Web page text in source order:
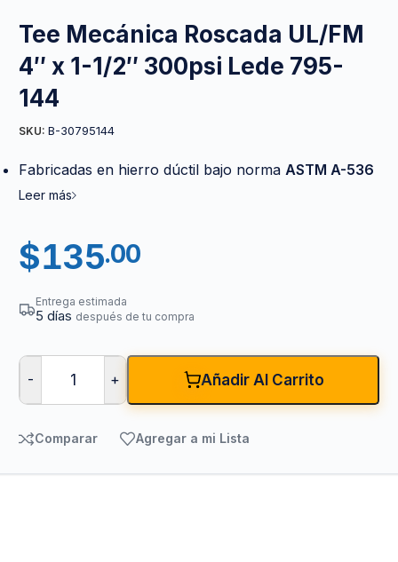
Tee Mecánica Roscada UL/FM
4″ x 1-1/2″ 300psi Lede 795-
144
SKU: B-30795144
Fabricadas en hierro dúctil bajo norma ASTM A-536
Leer más
$135.00
Entrega estimada
5 días después de tu compra
- + Añadir Al Carrito
Comparar Agregar a mi Lista